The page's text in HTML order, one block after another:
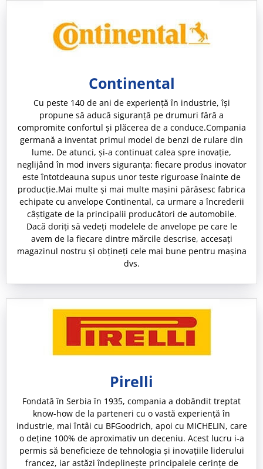
Continental
Cu peste 140 de ani de experiență în industrie, își
propune să aducă siguranță pe drumuri fără a
compromite confortul și plăcerea de a conduce.Compania
germană a inventat primul model de benzi de rulare din
lume. De atunci, și-a continuat calea spre inovație,
neglijând în mod invers siguranța: fiecare produs inovator
este întotdeauna supus unor teste riguroase înainte de
producție.Mai multe și mai multe mașini părăsesc fabrica
echipate cu anvelope Continental, ca urmare a încrederii
câștigate de la principalii producători de automobile.
Dacă doriți să vedeți modelele de anvelope pe care le
avem de la fiecare dintre mărcile descrise, accesați
magazinul nostru și obțineți cele mai bune pentru mașina
dvs.
Pirelli
Fondată în Serbia în 1935, compania a dobândit treptat
know-how de la parteneri cu o vastă experiență în
industrie, mai întâi cu BFGoodrich, apoi cu MICHELIN, care
o deține 100% de aproximativ un deceniu. Acest lucru i-a
permis să beneficieze de tehnologia și inovațiile liderului
francez, iar astăzi îndeplinește principalele cerințe de